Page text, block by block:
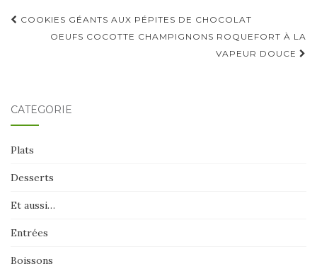
Navigation
d'article
COOKIES GÉANTS AUX PÉPITES DE CHOCOLAT
OEUFS COCOTTE CHAMPIGNONS ROQUEFORT À LA
VAPEUR DOUCE
CATÉGORIE
Plats
Desserts
Et aussi…
Entrées
Boissons